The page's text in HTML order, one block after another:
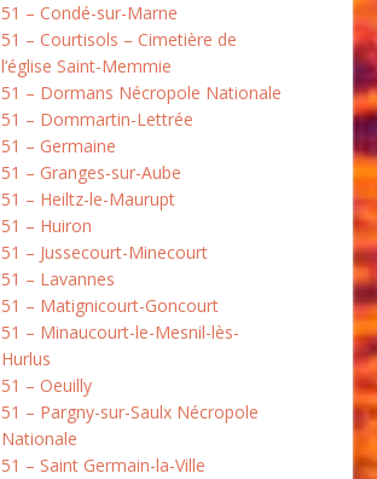
51 – Condé-sur-Marne
51 – Courtisols – Cimetière de
l’église Saint-Memmie
51 – Dormans Nécropole Nationale
51 – Dommartin-Lettrée
51 – Germaine
51 – Granges-sur-Aube
51 – Heiltz-le-Maurupt
51 – Huiron
51 – Jussecourt-Minecourt
51 – Lavannes
51 – Matignicourt-Goncourt
51 – Minaucourt-le-Mesnil-lès-
Hurlus
51 – Oeuilly
51 – Pargny-sur-Saulx Nécropole
Nationale
51 – Saint Germain-la-Ville